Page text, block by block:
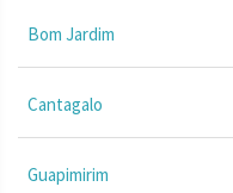
Bom Jardim
Cantagalo
Guapimirim